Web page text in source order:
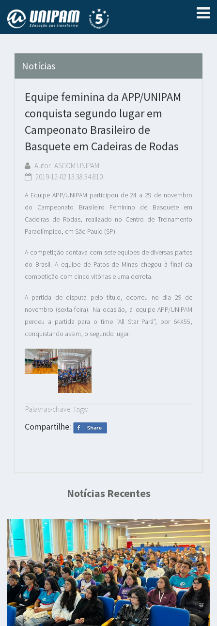
Notícias
Equipe feminina da APP/UNIPAM
conquista segundo lugar em
Campeonato Brasileiro de
Basquete em Cadeiras de Rodas
Autor: ASCOM UNIPAM
2019-12-02 13:38:34.810
A Equipe APP/UNIPAM participou de 24 a 29 de novembro
do Campeonato Brasileiro Feminino de Basquete em
Cadeiras de Rodas, realizado no Centro de Treinamento
Paraolímpico, em São Paulo (SP).
A competição contava com sete equipes de diversas partes
do Brasil. A equipe de Patos de Minas chegou à final da
competição com cinco vitórias e uma derrota.
A partida de disputa pelo título, ocorreu no dia 29 de
novembro (sexta-feira). Na ocasião, a equipe APP/UNIPAM
perdeu a partida para o time “All Star Pará”, por 64X55,
conquistando assim, o segundo lugar.
Palavras-chave: Tags:
Compartilhe:
Notícias Recentes